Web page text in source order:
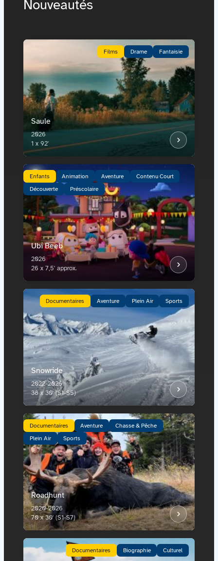
Nouveautés
Films Drame Fantaisie
Saule
2026
1 x 92'
Enfants Animation Aventure
Contenu Court
Découverte
Préscolaire
Ubi Beeb
2026
26 x 7,5' approx.
Documentaires Aventure Plein Air Sports
Snowride
2022-2026
38 x 30' (S1-S5)
Documentaires Aventure
Chasse & Pêche
Plein Air
Sports
Roadhunt
2020-2026
70 x 30' (S1-S7)
Documentaires Biographie Culturel